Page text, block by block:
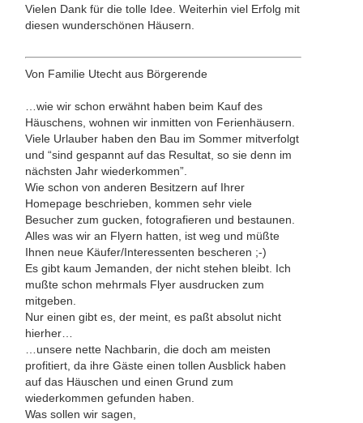
Vielen Dank für die tolle Idee. Weiterhin viel Erfolg mit
diesen wunderschönen Häusern.
Von Familie Utecht aus Börgerende
…wie wir schon erwähnt haben beim Kauf des
Häuschens, wohnen wir inmitten von Ferienhäusern.
Viele Urlauber haben den Bau im Sommer mitverfolgt
und “sind gespannt auf das Resultat, so sie denn im
nächsten Jahr wiederkommen”.
Wie schon von anderen Besitzern auf Ihrer
Homepage beschrieben, kommen sehr viele
Besucher zum gucken, fotografieren und bestaunen.
Alles was wir an Flyern hatten, ist weg und müßte
Ihnen neue Käufer/Interessenten bescheren ;-)
Es gibt kaum Jemanden, der nicht stehen bleibt. Ich
mußte schon mehrmals Flyer ausdrucken zum
mitgeben.
Nur einen gibt es, der meint, es paßt absolut nicht
hierher…
…unsere nette Nachbarin, die doch am meisten
profitiert, da ihre Gäste einen tollen Ausblick haben
auf das Häuschen und einen Grund zum
wiederkommen gefunden haben.
Was sollen wir sagen,